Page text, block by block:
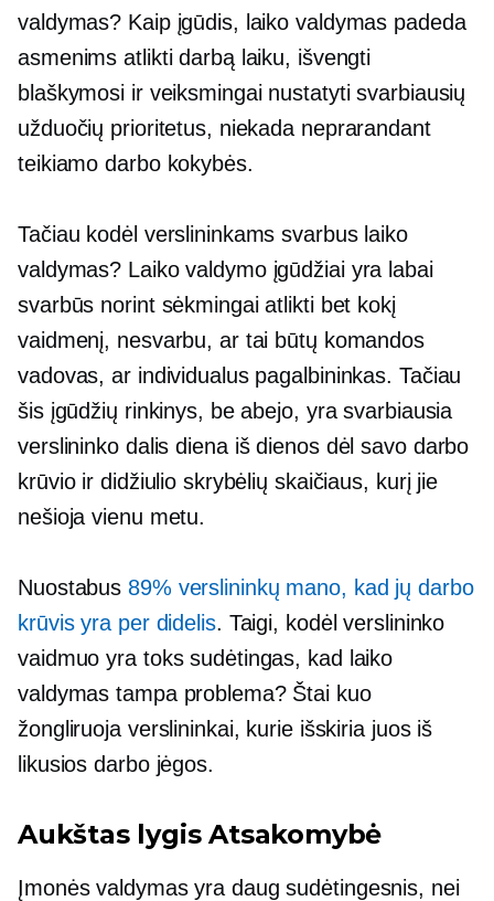
valdymas? Kaip įgūdis, laiko valdymas padeda
asmenims atlikti darbą laiku, išvengti
blaškymosi ir veiksmingai nustatyti svarbiausių
užduočių prioritetus, niekada neprarandant
teikiamo darbo kokybės.
Tačiau kodėl verslininkams svarbus laiko
valdymas? Laiko valdymo įgūdžiai yra labai
svarbūs norint sėkmingai atlikti bet kokį
vaidmenį, nesvarbu, ar tai būtų komandos
vadovas, ar individualus pagalbininkas. Tačiau
šis įgūdžių rinkinys, be abejo, yra svarbiausia
verslininko dalisdiena iš dienosdėl savo darbo
krūvio ir didžiulio skrybėlių skaičiaus, kurį jie
nešioja vienu metu.
Nuostabus 89% verslininkų mano, kad jų darbo
krūvis yra per didelis. Taigi, kodėl verslininko
vaidmuo yra toks sudėtingas, kad laiko
valdymas tampa problema? Štai kuo
žongliruoja verslininkai, kurie išskiria juos iš
likusios darbo jėgos.
Aukštas lygisAtsakomybė
Įmonės valdymas yra daug sudėtingesnis, nei